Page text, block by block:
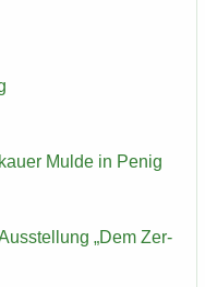
Mulde in Penig
„Dem Zer­